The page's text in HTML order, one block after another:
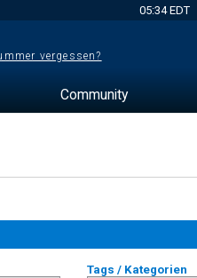
05:34 EDT
vergessen?
Community
Tags / Kategorien